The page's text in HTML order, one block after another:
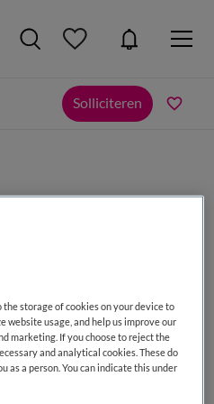
Solliciteren
FUNCTIE
the storage of cookies on your device to
website usage, and help us improve our
marketing. If you choose to reject the
and analytical cookies. These do
as a person. You can indicate this under